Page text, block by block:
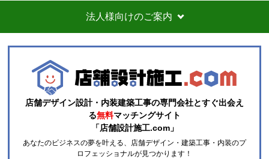
法人様向けのご案内
店舗デザイン設計・内装建築工事の専門会社とすぐ出会え
る無料マッチングサイト
「店舗設計施工.com」
あなたのビジネスの夢を叶える、店舗デザイン・建築工事・内装のプ
ロフェッショナルが見つかります！